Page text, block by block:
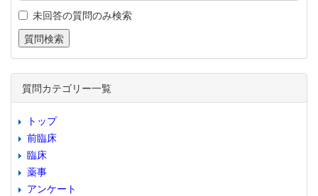
未回答の質問のみ検索
質問カテゴリー一覧
トップ
前臨床
臨床
薬事
アンケート